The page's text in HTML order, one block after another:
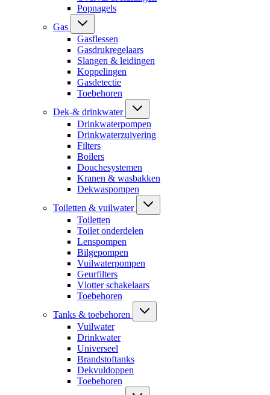
Popnagels
Gas
Gasflessen
Gasdrukregelaars
Slangen & leidingen
Koppelingen
Gasdetectie
Toebehoren
Dek-& drinkwater
Drinkwaterpompen
Drinkwaterzuivering
Filters
Boilers
Douchesystemen
Kranen & wasbakken
Dekwaspompen
Toiletten & vuilwater
Toiletten
Toilet onderdelen
Lenspompen
Bilgepompen
Vuilwaterpompen
Geurfilters
Vlotter schakelaars
Toebehoren
Tanks & toebehoren
Vuilwater
Drinkwater
Universeel
Brandstoftanks
Dekvuldoppen
Toebehoren